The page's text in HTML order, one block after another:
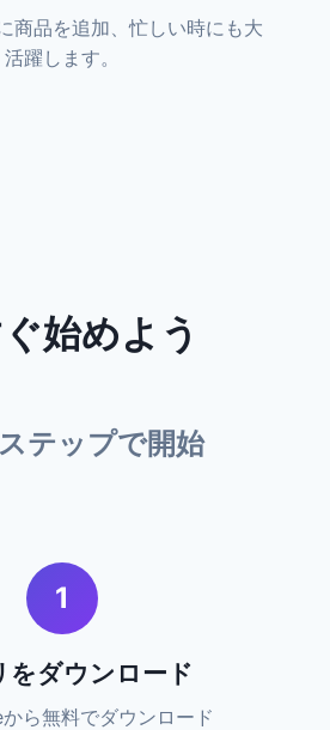
商品を追加、忙しい時にも大
活躍します。
始めよう
テップで開始
1
をダウンロード
ら無料でダウンロード